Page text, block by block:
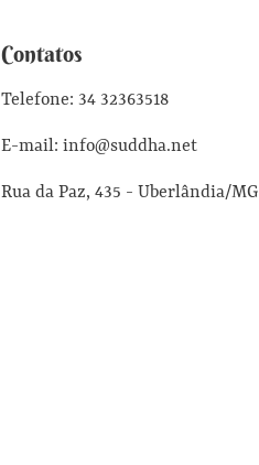
Contatos
Telefone: 34 32363518
E-mail: info@suddha.net
Rua da Paz, 435 - Uberlândia/MG